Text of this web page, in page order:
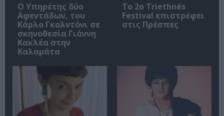
Ο Υπηρέτης δύο
Αφεντάδων, του
Κάρλο Γκολντόνι σε
σκηνοθεσία Γιάννη
Κακλέα στην
Καλαμάτα
Το 2ο Triethnés
Festival επιστρέφει
στις Πρέσπες